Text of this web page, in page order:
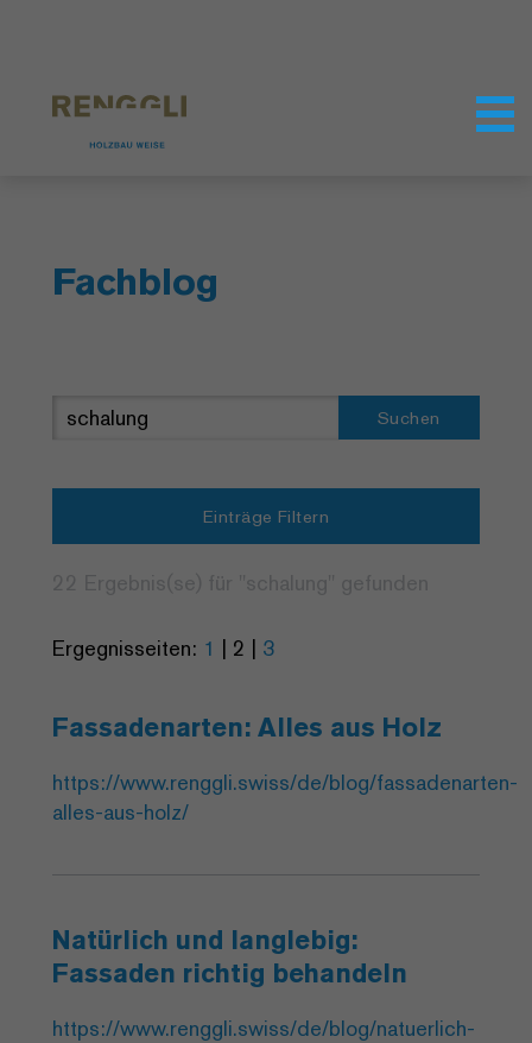
Fachblog
Suchen
Einträge Filtern
Ergegnisseiten: 1 | 2 | 3
Fassadenarten: Alles aus Holz
https://www.renggli.swiss/de/blog/fassadenarten-
alles-aus-holz/
Natürlich und langlebig:
Fassaden richtig behandeln
https://www.renggli.swiss/de/blog/natuerlich-